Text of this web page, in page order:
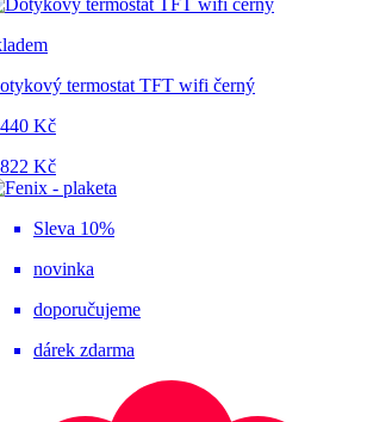
termostat TFT wifi černý
Kč
Kč
Sleva 10%
novinka
doporučujeme
dárek zdarma